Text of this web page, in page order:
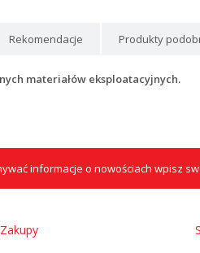
Rekomendacje Produkty
materiałów eksploatacyjnych.
informacje o nowościach wpisz
Zakupy